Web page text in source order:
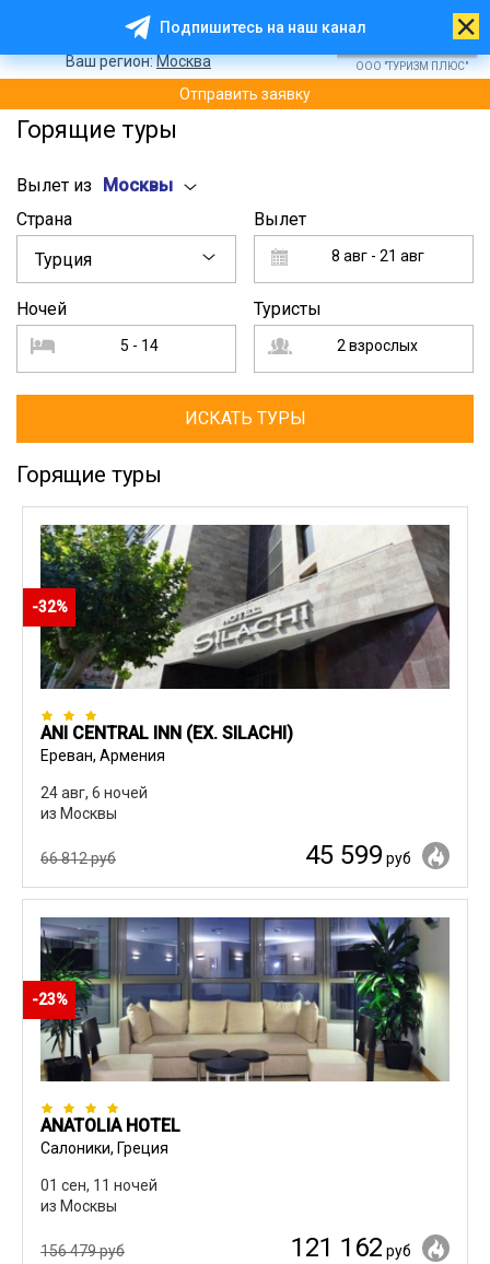
ООО "ТУРИЗМ ПЛЮС"
8 (800) 200 - 33 - 01
8 (499) 404 - 01 - 50
Отправить заявку
Ваш регион:Москва
Горящие туры
Вылет из
Москвы
Страна
Турция
Вылет
8 авг - 21 авг
Ночей
5 - 14
Туристы
2 взрослых
Горящие туры
-32%
ANI CENTRAL INN (EX. SILACHI)
Ереван, Армения
24 авг, 6 ночей
из Москвы
66 812 руб 45 599 руб
-23%
ANATOLIA HOTEL
Салоники, Греция
01 сен, 11 ночей
из Москвы
156 479 руб 121 162 руб
Подпишитесь на наш канал